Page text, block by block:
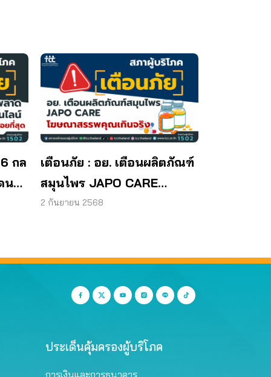
กล
น
เตือนภัย : อย. เตือนผลิตภัณฑ์
สมุนไพร JAPO CARE
โฆษณาสรรพคุณเกินจริง
2 กันยายน 2568
ประเด็นคุ้มครองผู้บริโภค